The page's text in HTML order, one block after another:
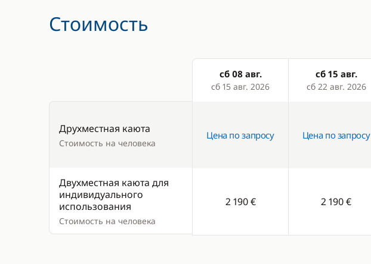
Стоимость
Products
сб 08 авг.
сб 15 авг. 2026
сб 15 авг.
сб 22 авг. 2026
Друхместная каюта
Стоимость на человека
Цена по запросу Цена по запросу
Двухместная каюта для
индивидуального
использования
Стоимость на человека
2 190 € 2 190 €